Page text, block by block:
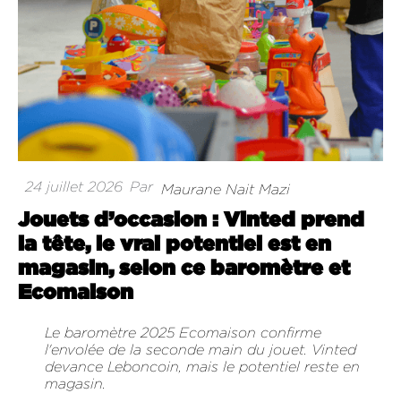
24 juillet 2026 Par Maurane Nait Mazi
Jouets d’occasion : Vinted prend
la tête, le vrai potentiel est en
magasin, selon ce baromètre et
Ecomaison
Le baromètre 2025 Ecomaison confirme
l'envolée de la seconde main du jouet. Vinted
devance Leboncoin, mais le potentiel reste en
magasin.